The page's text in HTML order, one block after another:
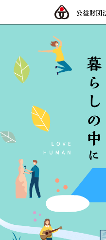
TOP
静岡県文化財団とは
事業内容